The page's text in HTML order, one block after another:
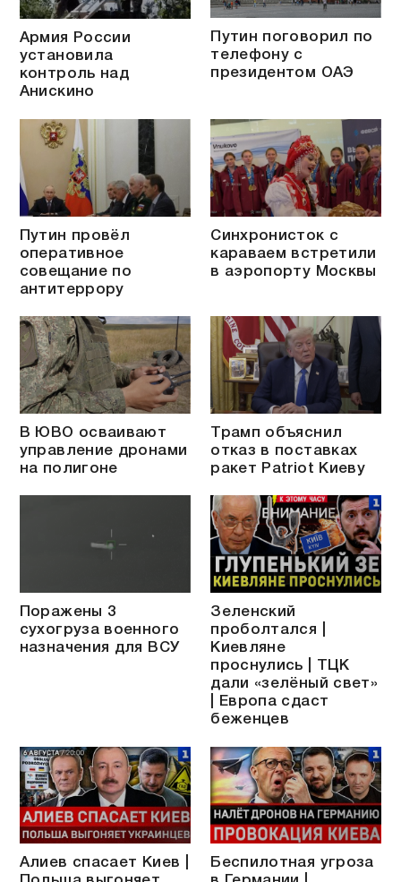
Армия России
установила
контроль над
Анискино
Путин поговорил по
телефону с
президентом ОАЭ
Путин провёл
оперативное
совещание по
антитеррору
Синхронисток с
караваем встретили
в аэропорту Москвы
В ЮВО осваивают
управление дронами
на полигоне
Трамп объяснил
отказ в поставках
ракет Patriot Киеву
Поражены 3
сухогруза военного
назначения для ВСУ
Зеленский
проболтался |
Киевляне
проснулись | ТЦК
дали «зелёный свет»
| Европа сдаст
беженцев
Алиев спасает Киев |
Беспилотная угроза